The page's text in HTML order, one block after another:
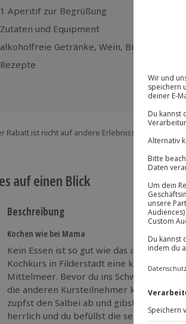
1 Aperitif zur Begrüßung
Zutaten und Equipment
alkoholfreie Getränke, Wein, Bier und Kaffee
Rezepte
Rabatt ist nicht auf andere Erlebnisse bei der
auf einen Blick
Beschreibung
Kochen wie bei Mama
Kein Essen ist so gut wie das in Italien!
Kochkurs in Filderstadt eine kulinarische
Mittelmeer. Bevor du ins Schwärmen
die anderen Kursteilnehmer kennen. Du
zupfst den Salbei ab und gibst diesen
herrlich und du befüllst die